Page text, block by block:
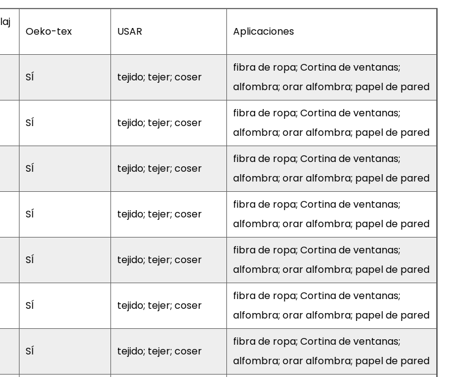
Oeko-tex USAR Aplicaciones
SÍ tejido; tejer; coser
fibra de ropa; Cortina de ventanas;
alfombra; orar alfombra; papel de pared
SÍ tejido; tejer; coser
fibra de ropa; Cortina de ventanas;
alfombra; orar alfombra; papel de pared
SÍ tejido; tejer; coser
fibra de ropa; Cortina de ventanas;
alfombra; orar alfombra; papel de pared
SÍ tejido; tejer; coser
fibra de ropa; Cortina de ventanas;
alfombra; orar alfombra; papel de pared
SÍ tejido; tejer; coser
fibra de ropa; Cortina de ventanas;
alfombra; orar alfombra; papel de pared
SÍ tejido; tejer; coser
fibra de ropa; Cortina de ventanas;
alfombra; orar alfombra; papel de pared
SÍ tejido; tejer; coser
fibra de ropa; Cortina de ventanas;
alfombra; orar alfombra; papel de pared